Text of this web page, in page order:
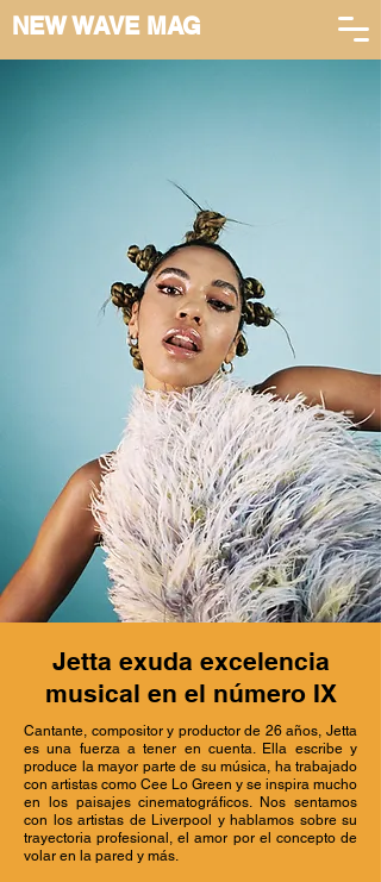
NEW WAVE MAG
Jetta exuda excelencia
musical en el número IX
Cantante, compositor y productor de 26 años, Jetta
es una fuerza a tener en cuenta. Ella escribe y
produce la mayor parte de su música, ha trabajado
con artistas como Cee Lo Green y se inspira mucho
en los paisajes cinematográficos. Nos sentamos
con los artistas de Liverpool y hablamos sobre su
trayectoria profesional, el amor por el concepto de
volar en la pared y más.